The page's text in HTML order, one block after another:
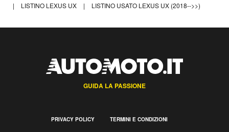
|
LISTINO LEXUS UX | LISTINO USATO LEXUS UX (2018-->>)
GUIDA LA PASSIONE
PRIVACY POLICY TERMINI E CONDIZIONI